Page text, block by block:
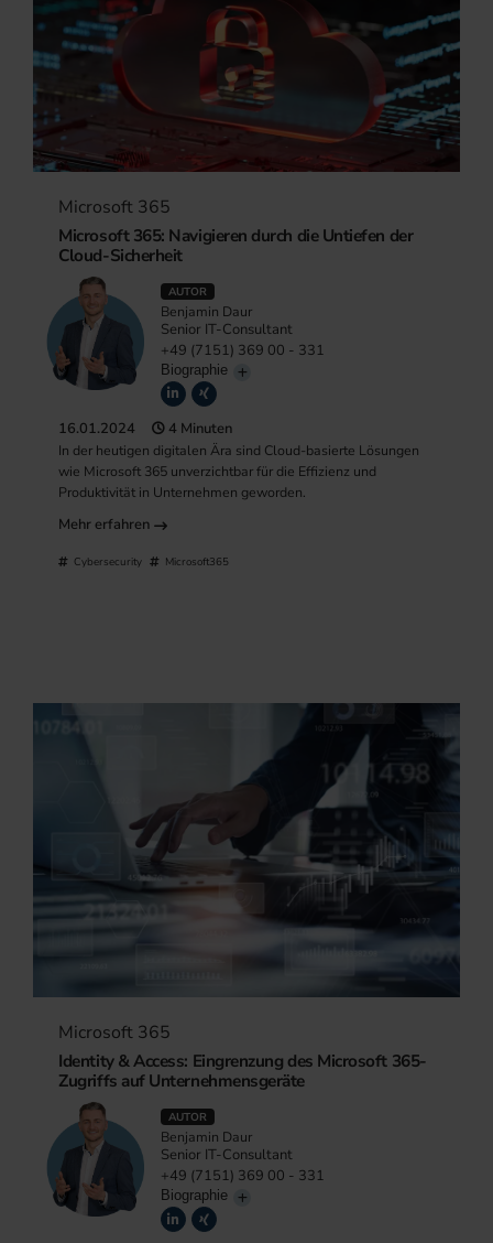
Microsoft 365
Microsoft 365: Navigieren durch die Untiefen der
Cloud-Sicherheit
AUTOR
Benjamin Daur
Senior IT-Consultant
+49 (7151) 369 00 - 331
Biographie
16.01.2024 4 Minuten
In der heutigen digitalen Ära sind Cloud-basierte Lösungen
wie Microsoft 365 unverzichtbar für die Effizienz und
Produktivität in Unternehmen geworden.
Mehr erfahren
Cybersecurity Microsoft365
Microsoft 365
Identity & Access: Eingrenzung des Microsoft 365-
Zugriffs auf Unternehmensgeräte
AUTOR
Benjamin Daur
Senior IT-Consultant
+49 (7151) 369 00 - 331
Biographie